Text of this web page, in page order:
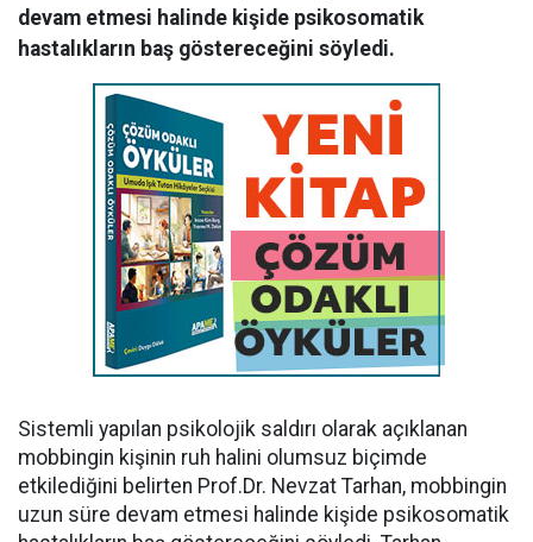
devam etmesi halinde kişide psikosomatik
hastalıkların baş göstereceğini söyledi.
Sistemli yapılan psikolojik saldırı olarak açıklanan
mobbingin kişinin ruh halini olumsuz biçimde
etkilediğini belirten Prof.Dr. Nevzat Tarhan, mobbingin
uzun süre devam etmesi halinde kişide psikosomatik